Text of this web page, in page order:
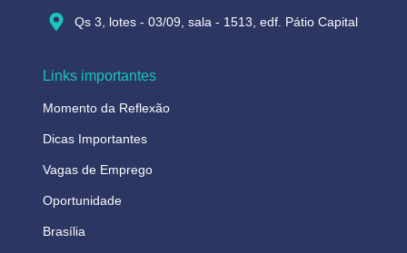
Qs 3, lotes - 03/09, sala - 1513, edf. Pátio Capital
Links importantes
Momento da Reflexão
Dicas Importantes
Vagas de Emprego
Oportunidade
Brasília